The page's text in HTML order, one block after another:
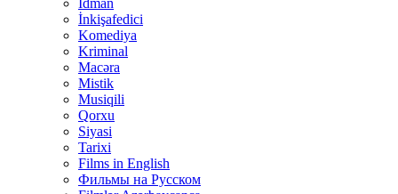
İdman
İnkişafedici
Komediya
Kriminal
Macəra
Mistik
Musiqili
Qorxu
Siyasi
Tarixi
Films in English
Фильмы на Русском